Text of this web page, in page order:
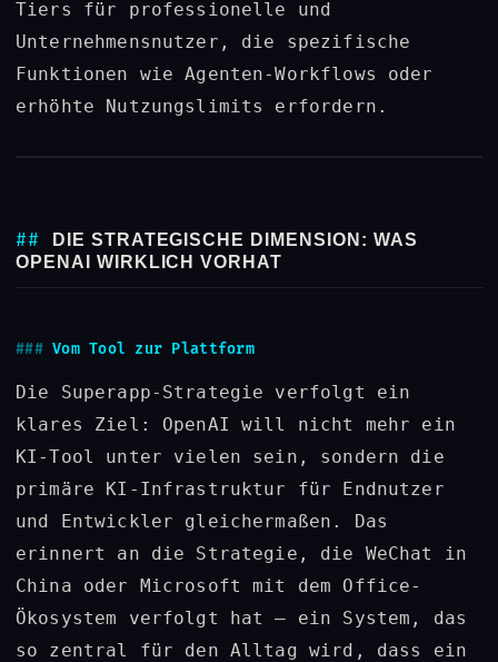
Tiers für professionelle und
Unternehmensnutzer, die spezifische
Funktionen wie Agenten-Workflows oder
erhöhte Nutzungslimits erfordern.
DIE STRATEGISCHE DIMENSION: WAS
OPENAI WIRKLICH VORHAT
Vom Tool zur Plattform
Die Superapp-Strategie verfolgt ein
klares Ziel: OpenAI will nicht mehr ein
KI-Tool unter vielen sein, sondern die
primäre KI-Infrastruktur für Endnutzer
und Entwickler gleichermaßen. Das
erinnert an die Strategie, die WeChat in
China oder Microsoft mit dem Office-
Ökosystem verfolgt hat – ein System, das
so zentral für den Alltag wird, dass ein